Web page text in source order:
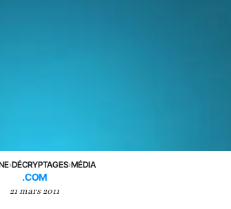
›DÉCRYPTAGES›MÉDIA
.COM
21 mars 2011